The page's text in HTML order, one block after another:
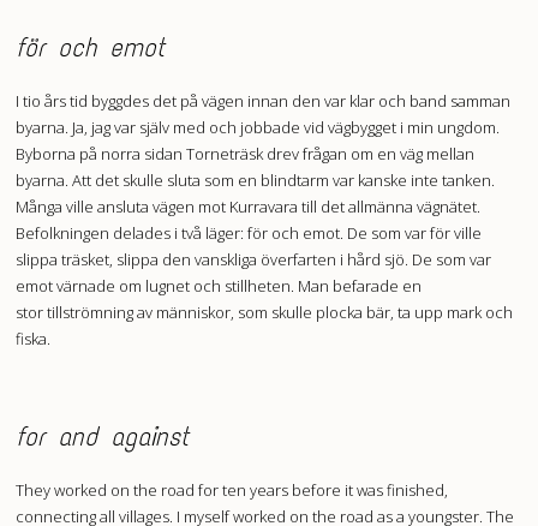
för och emot
I tio års tid byggdes det på vägen innan den var klar och band samman
byarna. Ja, jag var själv med och jobbade vid vägbygget i min ungdom.
Byborna på norra sidan Torneträsk drev frågan om en väg mellan
byarna. Att det skulle sluta som en blindtarm var kanske inte tanken.
Många ville ansluta vägen mot Kurravara till det allmänna vägnätet.
Befolkningen delades i två läger: för och emot. De som var för ville
slippa träsket, slippa den vanskliga överfarten i hård sjö. De som var
emot värnade om lugnet och stillheten. Man befarade en
stor tillströmning av människor, som skulle plocka bär, ta upp mark och
fiska.
for and against
They worked on the road for ten years before it was finished,
connecting all villages. I myself worked on the road as a youngster. The